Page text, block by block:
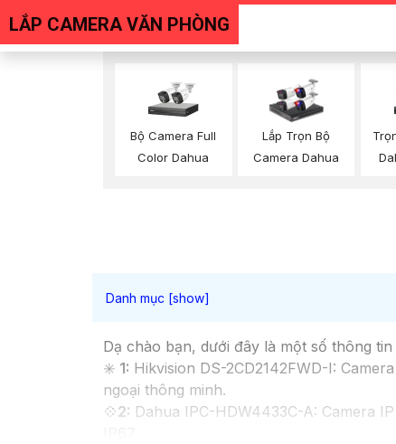
LẮP CAMERA VĂN PHÒNG
Bộ Camera Full
Color Dahua
Lắp Trọn Bộ
Camera Dahua
Dạ chào bạn, dưới đây là một số thông
✳️ 1: Hikvision DS-2CD2142FWD-I:
ngoại thông minh.
💠2: Dahua IPC-HDW4433C-A: Camera